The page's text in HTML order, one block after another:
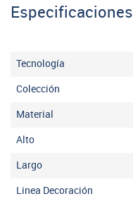
Especificaciones
Tecnología
Colección
Material
Alto
Largo
Linea Decoración